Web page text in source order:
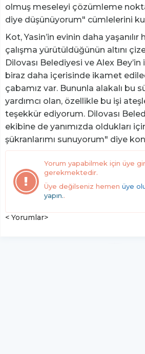
olmuş meseleyi çözümleme
diye düşünüyorum" cümlelerini
Kot, Yasin’in evinin daha
çalışma yürütüldüğünün altını
Dilovası Belediyesi ve Alex Bey’in
biraz daha içerisinde ikamet
çabamız var. Bununla alakalı bu
yardımcı olan, özellikle bu işi
teşekkür ediyorum. Dilovası
ekibine de yanımızda oldukları
şükranlarımı sunuyorum" diye
Yorum yapabilmek için üye
gerekmektedir.
Üye değilseniz hemen üye
yapın..
< Yorumlar>